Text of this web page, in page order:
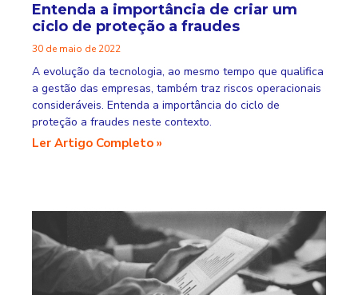
Entenda a importância de criar um
ciclo de proteção a fraudes
30 de maio de 2022
A evolução da tecnologia, ao mesmo tempo que qualifica
a gestão das empresas, também traz riscos operacionais
consideráveis. Entenda a importância do ciclo de
proteção a fraudes neste contexto.
Ler Artigo Completo »